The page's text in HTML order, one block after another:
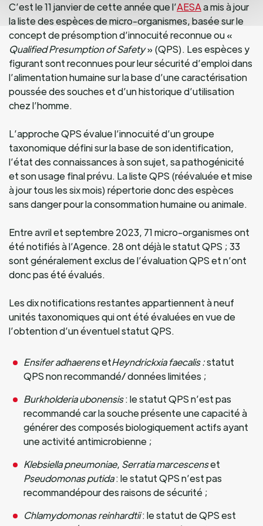
C’est le 11 janvier de cette année que l’AESAa mis à jour
la liste des espèces de micro-organismes, basée sur le
concept de présomption d’innocuité reconnue ou «
Qualified Presumption of Safety» (QPS). Les espèces y
figurant sont reconnues pour leur sécurité d’emploi dans
l’alimentation humaine sur la base d’une caractérisation
poussée des souches et d’un historique d’utilisation
chez l’homme.
L’approche QPS évalue l’innocuité d’un groupe
taxonomique défini sur la base de son identification,
l’état des connaissances à son sujet, sa pathogénicité
et son usage final prévu. La liste QPS (réévaluée et mise
à jour tous les six mois) répertorie donc des espèces
sans danger pour la consommation humaine ou animale.
Entre avril et septembre 2023, 71 micro-organismes ont
été notifiés à l’Agence. 28 ont déjà le statut QPS ; 33
sont généralement exclus de l’évaluation QPS et n’ont
donc pas été évalués.
Les dix notifications restantes appartiennent à neuf
unités taxonomiques qui ont été évaluées en vue de
l’obtention d’un éventuel statut QPS.
Ensifer adhaerensetHeyndrickxia faecalis :statut
QPS non recommandé/ données limitées ;
Burkholderia ubonensis: le statut QPS n’est pas
recommandé car la souche présente une capacité à
générer des composés biologiquement actifs ayant
une activité antimicrobienne ;
Klebsiella pneumoniae, Serratia marcescenset
Pseudomonas putida: le statut QPS n’est pas
recommandépour des raisons de sécurité ;
Chlamydomonas reinhardtii: le statut de QPS est